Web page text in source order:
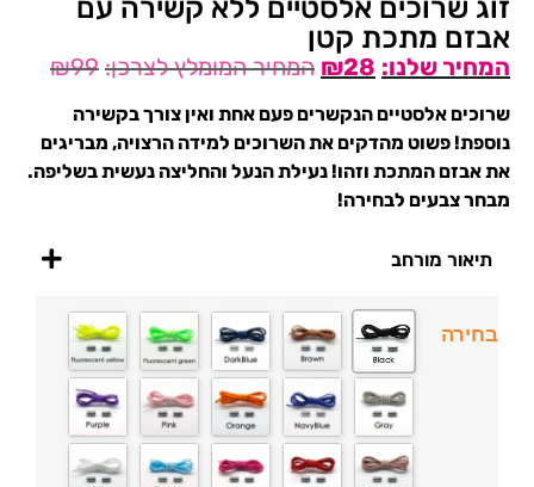
זוג שרוכים אלסטיים ללא קשירה עם
אבזם מתכת קטן
₪99 ₪28
שרוכים אלסטיים הנקשרים פעם אחת ואין צורך בקשירה
נוספת! פשוט מהדקים את השרוכים למידה הרצויה, מבריגים
את אבזם המתכת וזהו! נעילת הנעל והחליצה נעשית בשליפה.
מבחר צבעים לבחירה!
תיאור מורחב
בחירה